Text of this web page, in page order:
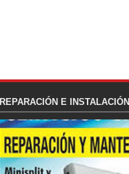
REPARACIÓN E INSTALACIÓN